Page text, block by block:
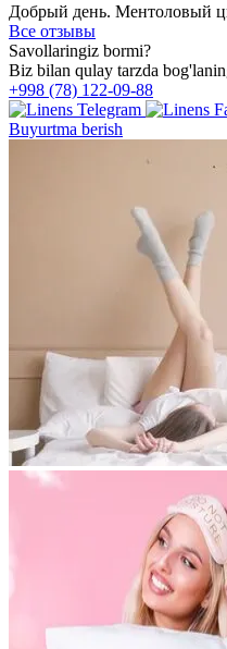
Добрый день. Ментоловый
Все отзывы
Savollaringiz bormi?
Biz bilan qulay tarzda
+998 (78) 122-09-88
Buyurtma berish